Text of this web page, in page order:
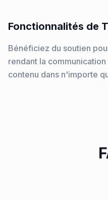
Fonctionnalités de
Bénéficiez du soutien
rendant la
contenu dans n'importe